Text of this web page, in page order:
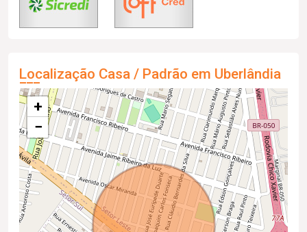
Localização Casa / Padrão em Uberlândia
+
−